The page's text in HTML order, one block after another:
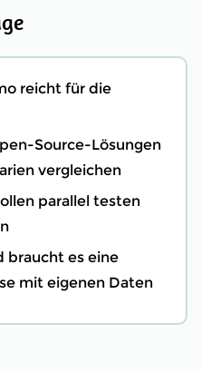
reicht für die
Source-Lösungen
vergleichen
parallel testen
braucht es eine
mit eigenen Daten